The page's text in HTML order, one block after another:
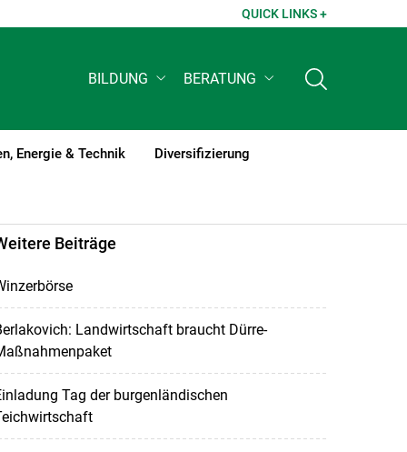
QUICK LINKS +
BILDUNG BERATUNG
Energie & Technik Diversifizierung
Beiträge
Landwirtschaft braucht Dürre-
Tag der burgenländischen